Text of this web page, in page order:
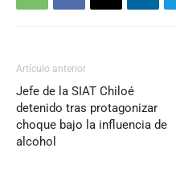
Artículo anterior
Jefe de la SIAT Chiloé
detenido tras protagonizar
choque bajo la influencia de
alcohol